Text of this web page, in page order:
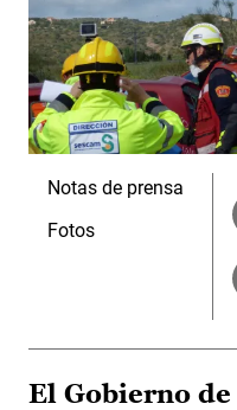
Notas de prensa
Fotos
El Gobierno